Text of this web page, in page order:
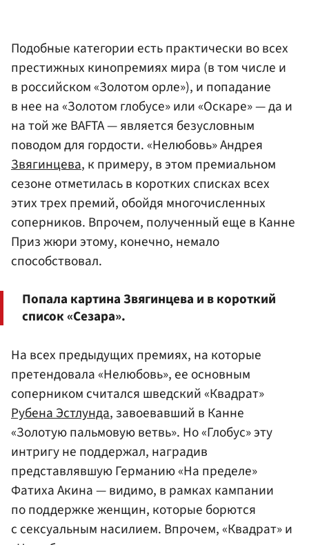
Подобные категории есть практически во всех
престижных кинопремиях мира (в том числе и
в российском «Золотом орле»), и попадание
в нее на «Золотом глобусе» или «Оскаре» — да и
на той же BAFTA — является безусловным
поводом для гордости. «Нелюбовь» Андрея
Звягинцева, к примеру, в этом премиальном
сезоне отметилась в коротких списках всех
этих трех премий, обойдя многочисленных
соперников. Впрочем, полученный еще в Канне
Приз жюри этому, конечно, немало
способствовал.
Попала картина Звягинцева и в короткий
список «Сезара».
На всех предыдущих премиях, на которые
претендовала «Нелюбовь», ее основным
соперником считался шведский «Квадрат»
Рубена Эстлунда, завоевавший в Канне
«Золотую пальмовую ветвь». Но «Глобус» эту
интригу не поддержал, наградив
представлявшую Германию «На пределе»
Фатиха Акина — видимо, в рамках кампании
по поддержке женщин, которые борются
с сексуальным насилием. Впрочем, «Квадрат» и